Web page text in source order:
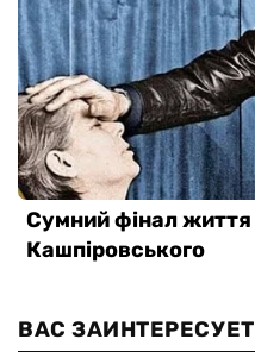
ВАС ЗАИНТЕРЕСУЕТ